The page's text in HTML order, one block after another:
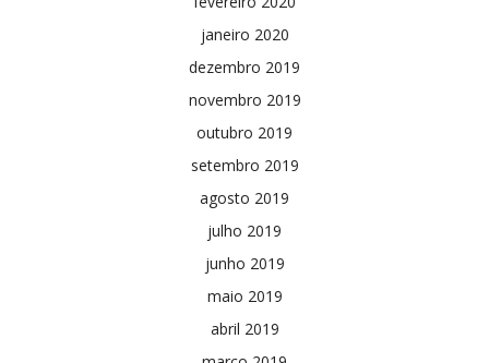
janeiro 2020
dezembro 2019
novembro 2019
outubro 2019
setembro 2019
agosto 2019
julho 2019
junho 2019
maio 2019
abril 2019